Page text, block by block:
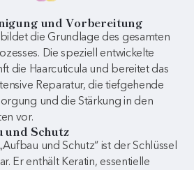
und Vorbereitung
die Grundlage des gesamten
Die speziell entwickelte
die Haarcuticula und bereitet das
Reparatur, die tiefgehende
und die Stärkung in den
vor.
und Schutz
und Schutz“ ist der Schlüssel
Er enthält Keratin, essentielle